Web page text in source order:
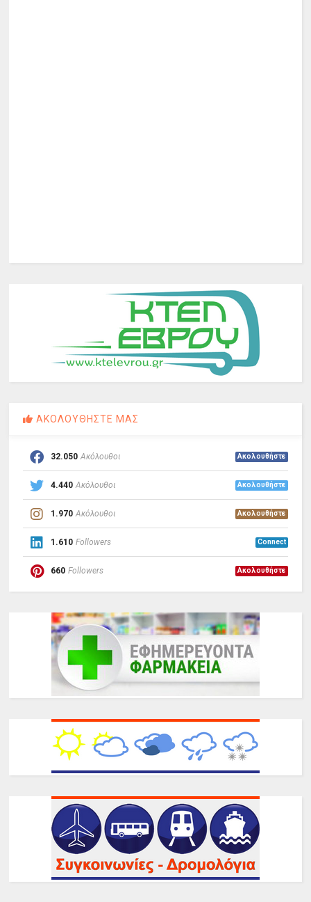
ΑΚΟΛΟΥΘΗΣΤΕ ΜΑΣ
32.050 Ακόλουθοι Ακολουθήστε
4.440 Ακόλουθοι Ακολουθήστε
1.970 Ακόλουθοι Ακολουθήστε
1.610 Followers Connect
660 Followers Ακολουθήστε